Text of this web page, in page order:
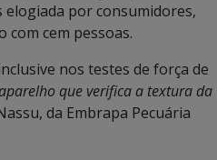
elogiada por consumidores,
cem pessoas.
nos testes de força de
que verifica a textura da
da Embrapa Pecuária